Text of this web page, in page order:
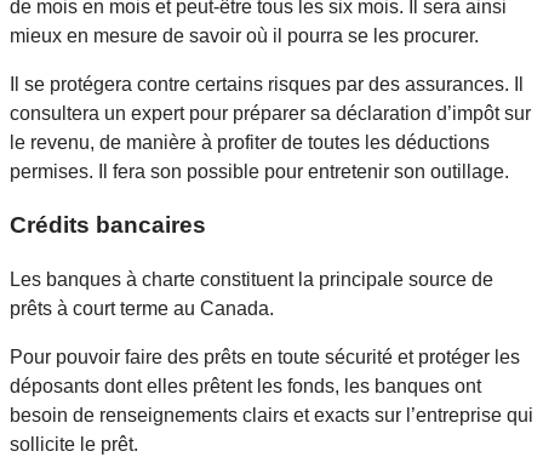
de mois en mois et peut-être tous les six mois. Il sera ainsi
mieux en mesure de savoir où il pourra se les procurer.
Il se protégera contre certains risques par des assurances. Il
consultera un expert pour préparer sa déclaration d’impôt sur
le revenu, de manière à profiter de toutes les déductions
permises. Il fera son possible pour entretenir son outillage.
Crédits bancaires
Les banques à charte constituent la principale source de
prêts à court terme au Canada.
Pour pouvoir faire des prêts en toute sécurité et protéger les
déposants dont elles prêtent les fonds, les banques ont
besoin de renseignements clairs et exacts sur l’entreprise qui
sollicite le prêt.